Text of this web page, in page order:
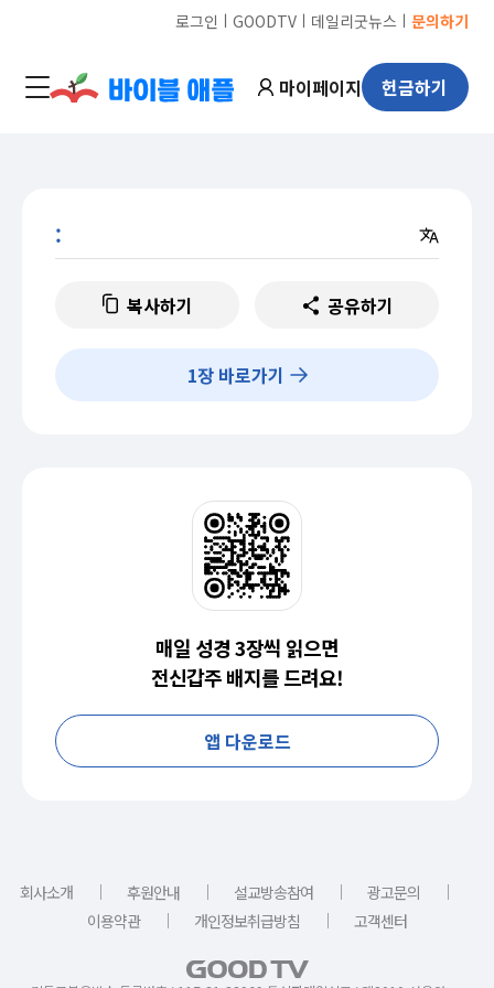
로그인 ㅣ GOODTVㅣ 데일리굿뉴스 ㅣ 문의하기
마이페이지 헌금하기
:
복사하기 공유하기
1장 바로가기
매일 성경 3장씩 읽으면
전신갑주 배지를 드려요!
앱 다운로드
회사소개 ｜ 후원안내 ｜ 설교방송참여 ｜ 광고문의
｜
이용약관
｜ 개인정보취급방침 ｜ 고객센터